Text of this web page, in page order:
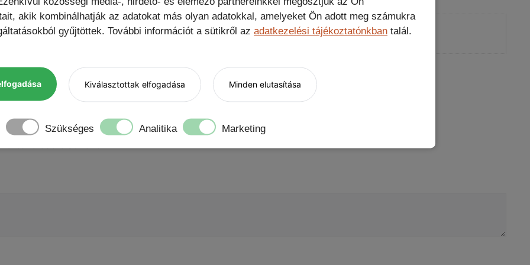
akik kombinálhatják az adatokat más olyan adatokkal, amelyeket Ön adott meg számukra
gyűjtöttek. További információt a sütikről az adatkezelési tájékoztatónkban talál.
Kiválasztottak elfogadása Minden elutasítása
Szükséges Analitika Marketing
C kábel, Nem kérek ajándékot, Protector 9H kameravédő
értékelése elsőként